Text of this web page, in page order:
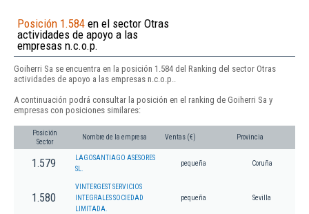
Posición 1.584 en el sector Otras
actividades de apoyo a las
empresas n.c.o.p.
Goiherri Sa se encuentra en la posición 1.584 del Ranking del sector Otras
actividades de apoyo a las empresas n.c.o.p..
A continuación podrá consultar la posición en el ranking de Goiherri Sa y
empresas con posiciones similares:
Posición
Sector
Nombre de la empresa Ventas (€) Provincia
1.579
LAGOSANTIAGO ASESORES
SL.
pequeña Coruña
1.580
VINTERGEST SERVICIOS
INTEGRALES SOCIEDAD
LIMITADA.
pequeña Sevilla